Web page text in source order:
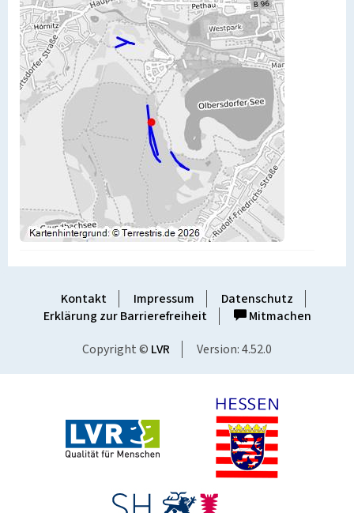
Kontakt Impressum
Datenschutz
Erklärung zur Barrierefreiheit
Mitmachen
Copyright © LVR Version: 4.52.0